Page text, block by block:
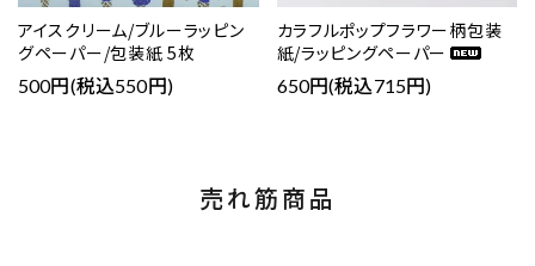
アイスクリーム/ブルーラッピン
グペーパー/包装紙 5枚
500円(税込550円)
カラフルポップフラワー柄包装
紙/ラッピングペーパー
650円(税込715円)
売れ筋商品